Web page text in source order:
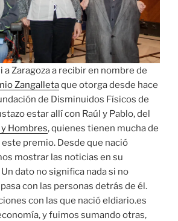
a Zaragoza a recibir en nombre de
Zangalletaque otorga desde hace
de Disminuidos Físicos de
estar allí con Raúl y Pablo, del
Hombres, quienes tienen mucha de
premio. Desde que nació
mostrar las noticias en su
dato no significa nada si no
con las personas detrás de él.
con las que nació eldiario.es
y fuimos sumando otras,